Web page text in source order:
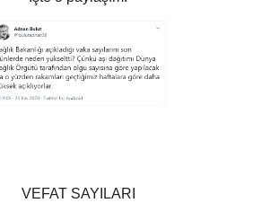
VEFAT SAYILARI